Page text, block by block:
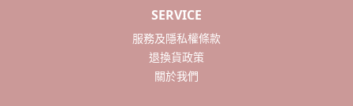
SERVICE
服務及隱私權條款
退換貨政策
關於我們